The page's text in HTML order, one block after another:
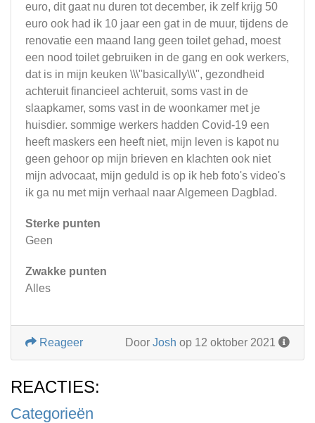
Categorieën
euro, dit gaat nu duren tot december, ik zelf krijg 50
euro ook had ik 10 jaar een gat in de muur, tijdens de
renovatie een maand lang geen toilet gehad, moest
een nood toilet gebruiken in de gang en ook werkers,
dat is in mijn keuken \\\"basically\\\", gezondheid
achteruit financieel achteruit, soms vast in de
slaapkamer, soms vast in de woonkamer met je
huisdier. sommige werkers hadden Covid-19 een
heeft maskers een heeft niet, mijn leven is kapot nu
geen gehoor op mijn brieven en klachten ook niet
mijn advocaat, mijn geduld is op ik heb foto's video's
ik ga nu met mijn verhaal naar Algemeen Dagblad.
Sterke punten
Geen
Zwakke punten
Alles
Door Josh op 12 oktober 2021
Reageer
REACTIES: